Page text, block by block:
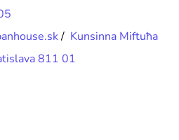
/ Kunsinna Miftuħa
811 01